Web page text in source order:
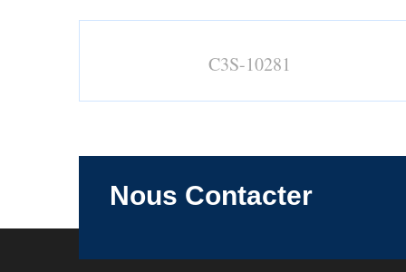
C3S-10281
Nous Contacter